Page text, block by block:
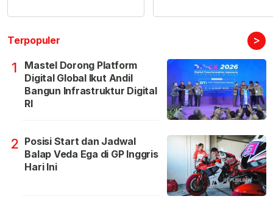
Terpopuler >
1
Mastel Dorong Platform
Digital Global Ikut Andil
Bangun Infrastruktur Digital
RI
2 Posisi Start dan Jadwal
Balap Veda Ega di GP Inggris
Hari Ini